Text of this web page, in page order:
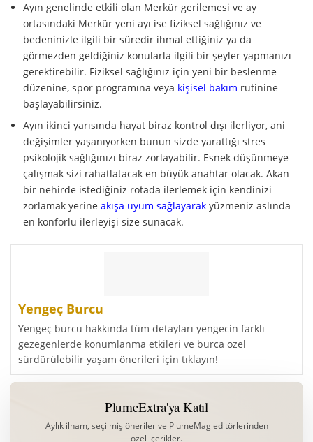
Ayın genelinde etkili olan Merkür gerilemesi ve ay
ortasındaki Merkür yeni ayı ise fiziksel sağlığınız ve
bedeninizle ilgili bir süredir ihmal ettiğiniz ya da
görmezden geldiğiniz konularla ilgili bir şeyler yapmanızı
gerektirebilir. Fiziksel sağlığınız için yeni bir beslenme
düzenine, spor programına veya kişisel bakım rutinine
başlayabilirsiniz.
Ayın ikinci yarısında hayat biraz kontrol dışı ilerliyor, ani
değişimler yaşanıyorken bunun sizde yarattığı stres
psikolojik sağlığınızı biraz zorlayabilir. Esnek düşünmeye
çalışmak sizi rahatlatacak en büyük anahtar olacak. Akan
bir nehirde istediğiniz rotada ilerlemek için kendinizi
zorlamak yerineakışa uyum sağlayarak yüzmeniz aslında
en konforlu ilerleyişi size sunacak.
Yengeç Burcu
Yengeç burcu hakkında tüm detayları yengecin farklı
gezegenlerde konumlanma etkileri ve burca özel
sürdürülebilir yaşam önerileri için tıklayın!
PlumeExtra'ya Katıl
Aylık ilham, seçilmiş öneriler ve PlumeMag editörlerinden
özel içerikler.